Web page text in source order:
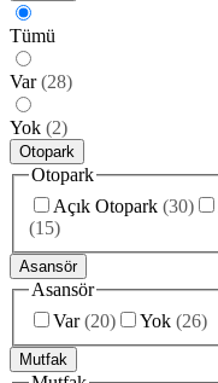
Tümü
Var (28)
Yok (2)
Otopark
Otopark
Açık Otopark (30)
(15)
Asansör
Asansör
Var (20) Yok (26)
Mutfak